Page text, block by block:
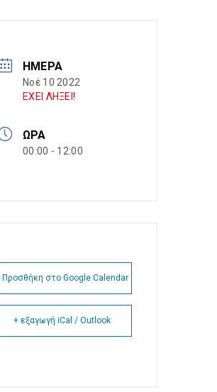
ΗΜΈΡΑ
Νοέ 10 2022
ΕΧΕΙ ΛΗΞΕΙ!
ΏΡΑ
00:00 - 12:00
Προσθήκη στο Google Calendar
+ εξαγωγή iCal / Outlook